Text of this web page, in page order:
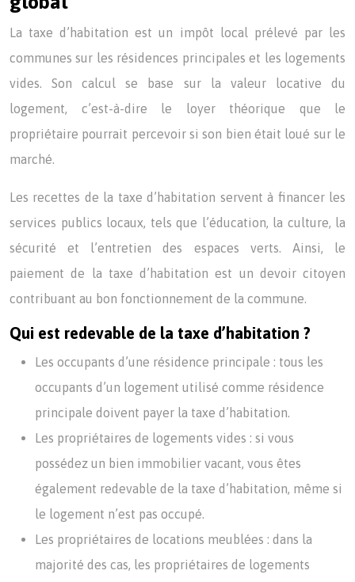
La taxe d’habitation est un impôt local prélevé par les
communes sur les résidences principales et les logements
vides. Son calcul se base sur la valeur locative du
logement, c’est-à-dire le loyer théorique que le
propriétaire pourrait percevoir si son bien était loué sur le
marché.
Les recettes de la taxe d’habitation servent à financer les
services publics locaux, tels que l’éducation, la culture, la
sécurité et l’entretien des espaces verts. Ainsi, le
paiement de la taxe d’habitation est un devoir citoyen
contribuant au bon fonctionnement de la commune.
Qui est redevable de la taxe d’habitation ?
Les occupants d’une résidence principale : tous les
occupants d’un logement utilisé comme résidence
principale doivent payer la taxe d’habitation.
Les propriétaires de logements vides : si vous
possédez un bien immobilier vacant, vous êtes
également redevable de la taxe d’habitation, même si
le logement n’est pas occupé.
Les propriétaires de locations meublées : dans la
majorité des cas, les propriétaires de logements